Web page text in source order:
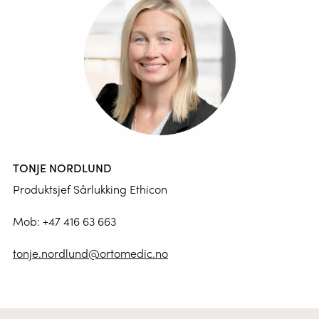
TONJE NORDLUND
Produktsjef Sårlukking Ethicon
Mob: +47 416 63 663
tonje.nordlund@ortomedic.no